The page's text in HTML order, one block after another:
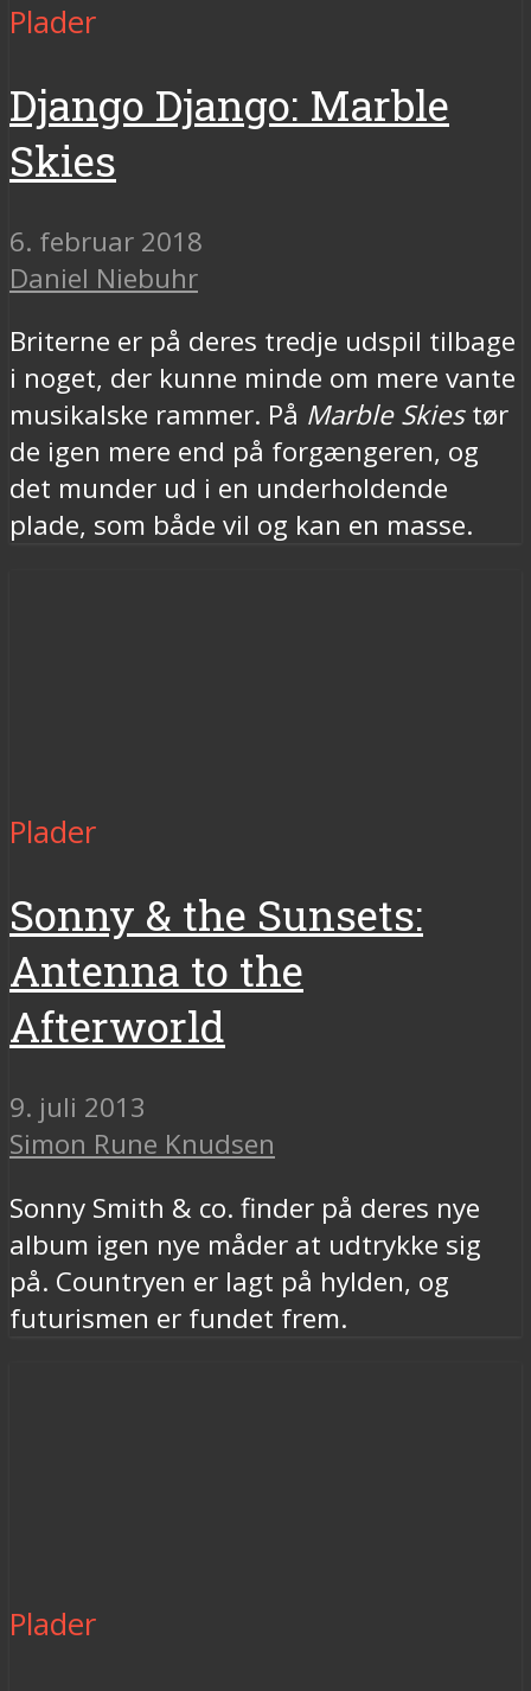
Plader
Django Django: Marble
Skies
6. februar 2018
Daniel Niebuhr
Briterne er på deres tredje udspil tilbage
i noget, der kunne minde om mere vante
musikalske rammer. På Marble Skiestør
de igen mere end på forgængeren, og
det munder ud i en underholdende
plade, som både vil og kan en masse.
Plader
Sonny & the Sunsets:
Antenna to the
Afterworld
9. juli 2013
Simon Rune Knudsen
Sonny Smith & co. finder på deres nye
album igen nye måder at udtrykke sig
på. Countryen er lagt på hylden, og
futurismen er fundet frem.
Plader